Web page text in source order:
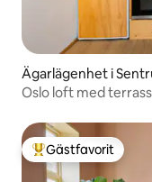
Ägarlägenhet i
Oslo loft med
Populär gästfavorit
Gästfavorit